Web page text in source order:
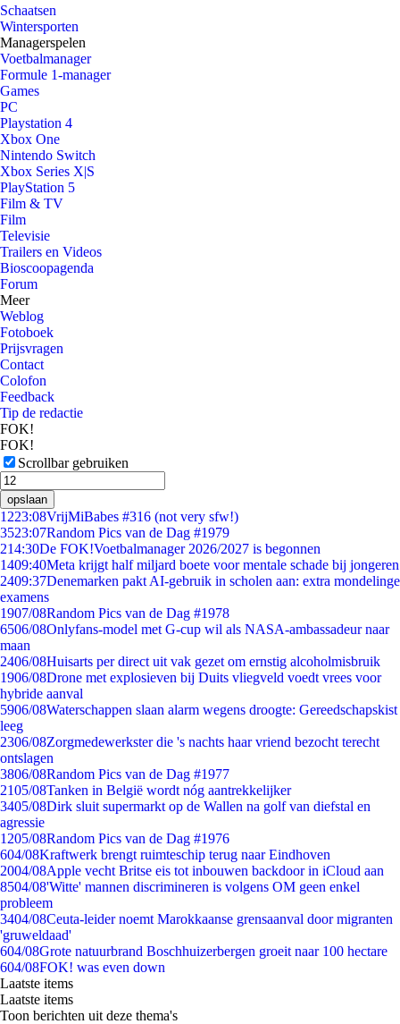
Schaatsen
Wintersporten
Managerspelen
Voetbalmanager
Formule 1-manager
Games
PC
Playstation 4
Xbox One
Nintendo Switch
Xbox Series X|S
PlayStation 5
Film & TV
Film
Televisie
Trailers en Videos
Bioscoopagenda
Forum
Meer
Weblog
Fotoboek
Prijsvragen
Contact
Colofon
Feedback
Tip de redactie
FOK!
FOK!
Scrollbar gebruiken
opslaan
1223:08VrijMiBabes #316 (not very sfw!)
3523:07Random Pics van de Dag #1979
214:30De FOK!Voetbalmanager 2026/2027 is begonnen
1409:40Meta krijgt half miljard boete voor mentale schade bij jongeren
2409:37Denemarken pakt AI-gebruik in scholen aan: extra mondelinge
examens
1907/08Random Pics van de Dag #1978
6506/08Onlyfans-model met G-cup wil als NASA-ambassadeur naar
maan
2406/08Huisarts per direct uit vak gezet om ernstig alcoholmisbruik
1906/08Drone met explosieven bij Duits vliegveld voedt vrees voor
hybride aanval
5906/08Waterschappen slaan alarm wegens droogte: Gereedschapskist
leeg
2306/08Zorgmedewerkster die 's nachts haar vriend bezocht terecht
ontslagen
3806/08Random Pics van de Dag #1977
2105/08Tanken in België wordt nóg aantrekkelijker
3405/08Dirk sluit supermarkt op de Wallen na golf van diefstal en
agressie
1205/08Random Pics van de Dag #1976
604/08Kraftwerk brengt ruimteschip terug naar Eindhoven
2004/08Apple vecht Britse eis tot inbouwen backdoor in iCloud aan
8504/08'Witte' mannen discrimineren is volgens OM geen enkel
probleem
3404/08Ceuta-leider noemt Marokkaanse grensaanval door migranten
'gruweldaad'
604/08Grote natuurbrand Boschhuizerbergen groeit naar 100 hectare
604/08FOK! was even down
Laatste items
Laatste items
Toon berichten uit deze thema's